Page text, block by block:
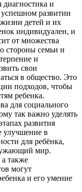
и
развитии
детей и их
индивидуален, и
от множества
стороны семьи и
и
свои
в общество. Это
подходов, чтобы
ребенка.
для социального
так важно уделять
развития
улучшение в
для ребёнка,
мир.
также
могут
и его умение